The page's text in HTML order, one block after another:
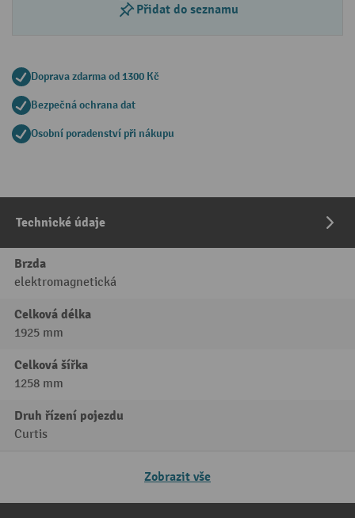
Přidat do seznamu
Doprava zdarma od 1300 Kč
Bezpečná ochrana dat
Osobní poradenství při nákupu
Technické údaje
Brzda
elektromagnetická
Celková délka
1925 mm
Celková šířka
1258 mm
Druh řízení pojezdu
Curtis
Zobrazit vše